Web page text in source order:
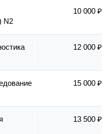
N2
10 000 ₽
12 000 ₽
15 000 ₽
13 500 ₽